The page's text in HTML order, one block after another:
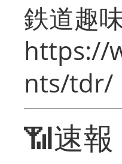
鉄道趣
https://
nts/tdr/
📶速